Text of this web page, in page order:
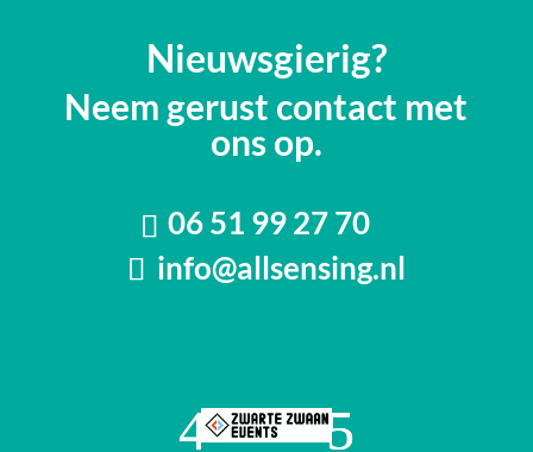
Nieuwsgierig?
Neem gerust contact met
ons op.
06 51 99 27 70
info@allsensing.nl